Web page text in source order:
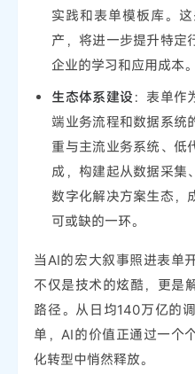
实践和表单模板库。
产，将进一步提升特定
企业的学习和应用成本。
生态体系建设 ：表单作
端业务流程和数据系统
重与主流业务系统、低
成，构建起从数据采集
数字化解决方案生态，
可或缺的一环。
当AI的宏大叙事照进表单
不仅是技术的炫酷，更是
路径。从日均140万亿的
单，AI的价值正通过一个
化转型中悄然释放。